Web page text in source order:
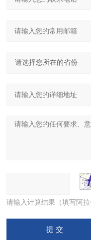
请输入计算结果（填写阿